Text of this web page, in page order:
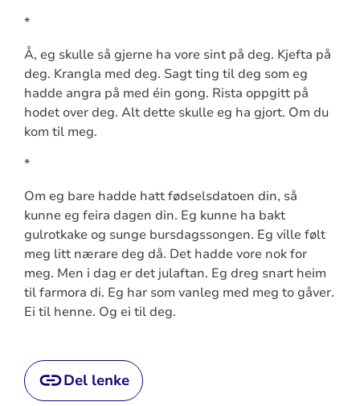
*
Å, eg skulle så gjerne ha vore sint på deg. Kjefta på
deg. Krangla med deg. Sagt ting til deg som eg
hadde angra på med éin gong. Rista oppgitt på
hodet over deg. Alt dette skulle eg ha gjort. Om du
kom til meg.
*
Om eg bare hadde hatt fødselsdatoen din, så
kunne eg feira dagen din. Eg kunne ha bakt
gulrotkake og sunge bursdagssongen. Eg ville følt
meg litt nærare deg då. Det hadde vore nok for
meg. Men i dag er det julaftan. Eg dreg snart heim
til farmora di. Eg har som vanleg med meg to gåver.
Ei til henne. Og ei til deg.
Del lenke